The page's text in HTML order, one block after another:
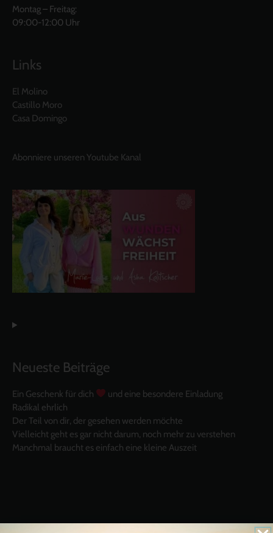
Montag – Freitag:
09:00-12:00 Uhr
Links
El Molino
Castillo Moro
Casa Domingo
Abonniere unseren Youtube Kanal
Neueste Beiträge
Ein Geschenk für dich
und eine besondere Einladung
Radikal ehrlich
Der Teil von dir, der gesehen werden möchte
Vielleicht geht es gar nicht darum, noch mehr zu verstehen
Manchmal braucht es einfach eine kleine Auszeit